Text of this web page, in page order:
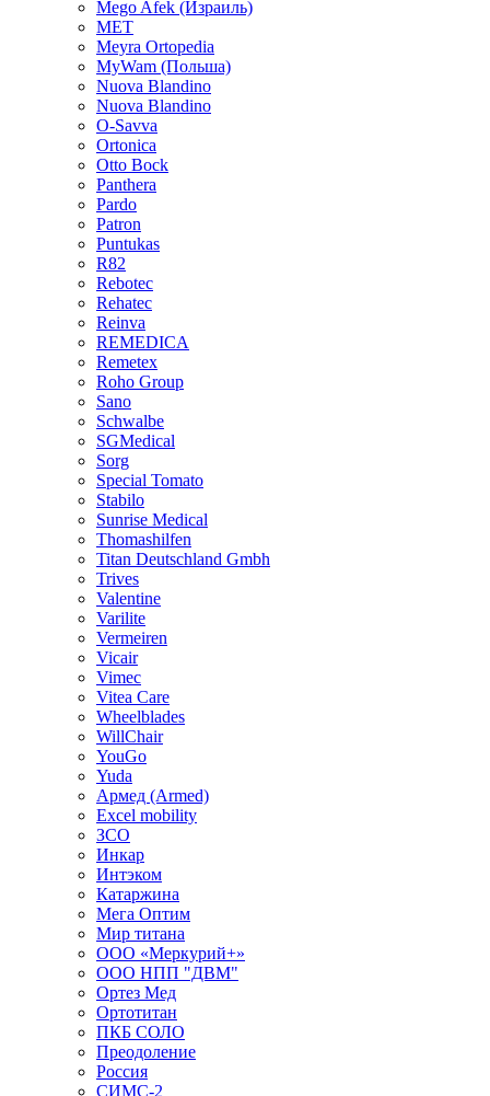
Mego Afek (Израиль)
MET
Meyra Ortopedia
MyWam (Польша)
Nuova Blandino
Nuova Blandino
O-Savva
Ortonica
Otto Bock
Panthera
Pardo
Patron
Puntukas
R82
Rebotec
Rehatec
Reinva
REMEDICA
Remetex
Roho Group
Sano
Schwalbe
SGMedical
Sorg
Special Tomato
Stabilo
Sunrise Medical
Thomashilfen
Titan Deutschland Gmbh
Trives
Valentine
Varilite
Vermeiren
Vicair
Vimec
Vitea Care
Wheelblades
WillChair
YouGo
Yuda
Армед (Armed)
Еxcel mobility
ЗСО
Инкар
Интэком
Катаржина
Мега Оптим
Мир титана
ООО «Меркурий+»
ООО НПП "ДВМ"
Ортез Мед
Ортотитан
ПКБ СОЛО
Преодоление
Россия
СИМС-2